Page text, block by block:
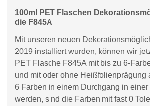
100ml PET Flaschen
die F845A
Mit unseren neuen
2019 installiert wurden, können wir
PET Flasche F845A mit bis zu 6-
und mit oder ohne Heißfolienprägung
6 Farben in einem Durchgang in
werden, sind die Farben mit fast 0